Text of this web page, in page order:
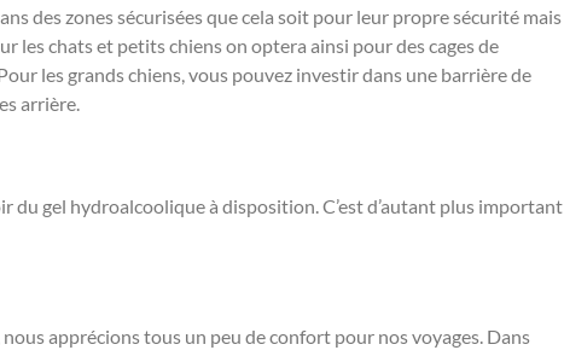
des zones sécurisées que cela soit pour leur propre sécurité mais
les chats et petits chiens on optera ainsi pour des cages de
les grands chiens, vous pouvez investir dans une barrière de
arrière.
du gel hydroalcoolique à disposition. C’est d’autant plus important
apprécions tous un peu de confort pour nos voyages. Dans